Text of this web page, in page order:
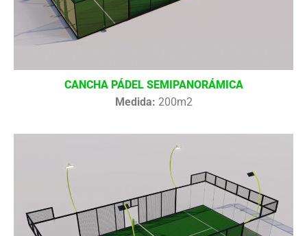
CANCHA PÁDEL SEMIPANORÁMICA
Medida: 200m2